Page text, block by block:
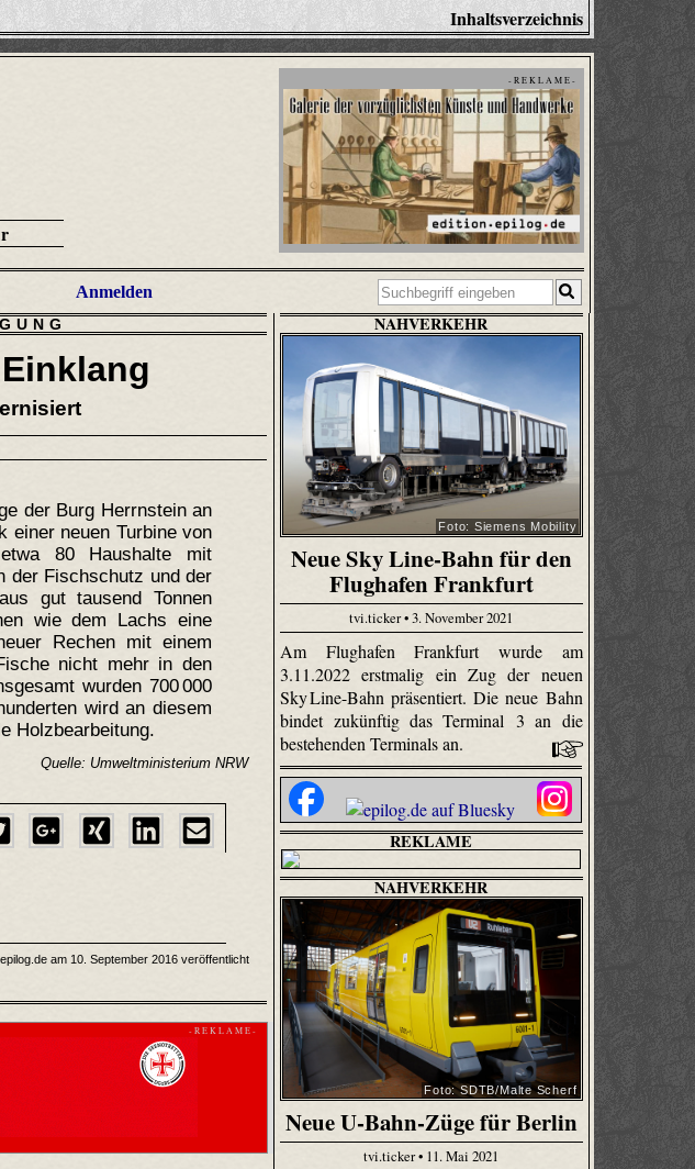
Inhaltsverzeichnis
- R E K L A M E -
Anmelden
der Burg Herrnstein an
einer neuen Turbine von
80 Haushalte mit
der Fischschutz und der
gut tausend Tonnen
wie dem Lachs eine
Rechen mit einem
nicht mehr in den
wurden 700 000
wird an diesem
Holzbearbeitung.
Quelle: Umweltministerium NRW
epilog.de am 10. September 2016 veröffentlicht
- R E K L A M E -
NAHVERKEHR
Foto: Siemens Mobility
Neue Sky Line-Bahn für den
Flughafen Frankfurt
tvi.ticker • 3. November 2021
Am Flughafen Frankfurt wurde am
3.11.2022 erstmalig ein Zug der neuen
Sky Line-Bahn präsentiert. Die neue Bahn
bindet zukünftig das Terminal 3 an die
bestehenden Terminals an.
REKLAME
NAHVERKEHR
Foto: SDTB/Malte Scherf
Neue U-Bahn-Züge für Berlin
tvi.ticker • 11. Mai 2021